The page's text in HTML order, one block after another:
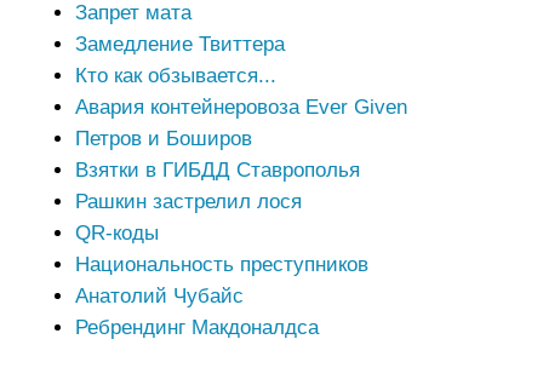
Запрет мата
Замедление Твиттера
Кто как обзывается...
Авария контейнеровоза Ever Given
Петров и Боширов
Взятки в ГИБДД Ставрополья
Рашкин застрелил лося
QR-коды
Национальность преступников
Анатолий Чубайс
Ребрендинг Макдоналдса